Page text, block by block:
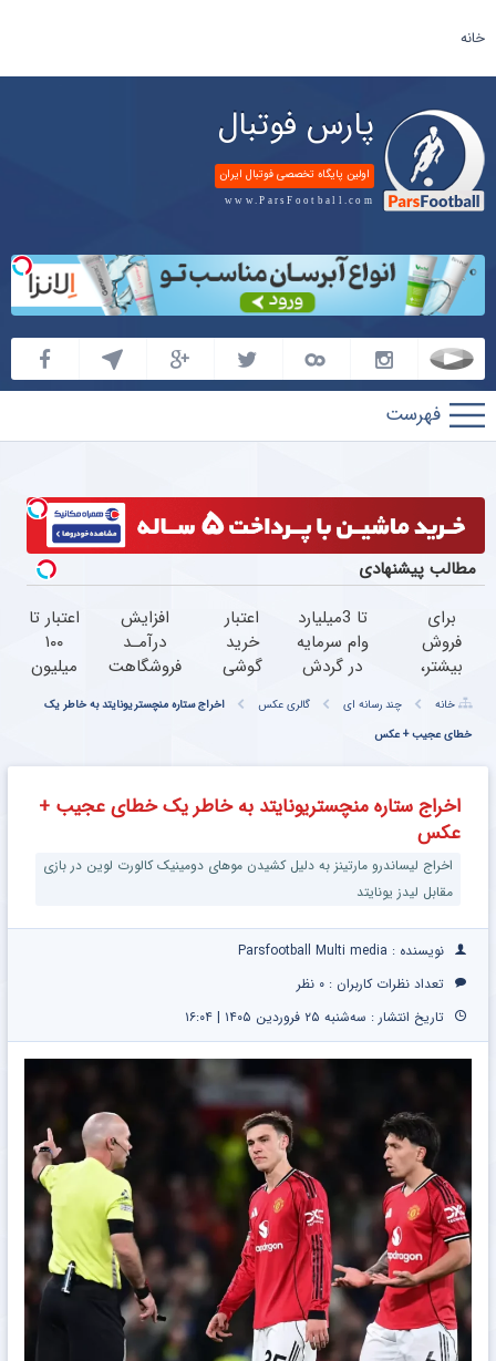
خانه
پارس فوتبال
اولین پایگاه تخصصی فوتبال ایران
www.ParsFootball.com
پارس
فوتبال
مطالب پیشنهادی
برای
فروش
بیشتر،
حالا
اقدام
کن (
نام
کن )
تا 3میلیارد
وام سرمایه
در گردش
=>
رو ثبت
اعتبار
خرید
گوشی
همین
درخواست
افزایش
درآمـد
فروشگاهت
کن
اعتبار تا
۱۰۰
میلیون
همین
درخواست
خانه چند رسانه ای گالری عکس
اخراج ستاره منچستریونایتد به خاطر یک
خطای عجیب + عکس
اخراج ستاره منچستریونایتد به خاطر یک خطای عجیب +
عکس
اخراج لیساندرو مارتینز به دلیل کشیدن موهای دومینیک کالورت لوین در بازی
مقابل لیدز یونایتد
نویسنده : Parsfootball Multi media
تعداد نظرات کاربران : ۰ نظر
تاریخ انتشار : سه‌شنبه ۲۵ فروردین ۱۴۰۵ | ۱۶:۰۴